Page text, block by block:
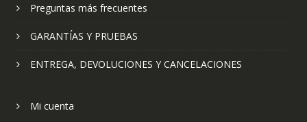
Preguntas más frecuentes
GARANTÍAS Y PRUEBAS
ENTREGA, DEVOLUCIONES Y CANCELACIONES
Mi cuenta